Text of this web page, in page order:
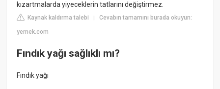
kızartmalarda yiyeceklerin tatlarını değiştirmez.
Kaynak kaldırma talebi |Cevabın tamamını burada okuyun:
yemek.com
Fındık yağı sağlıklı mı?
Fındık yağı